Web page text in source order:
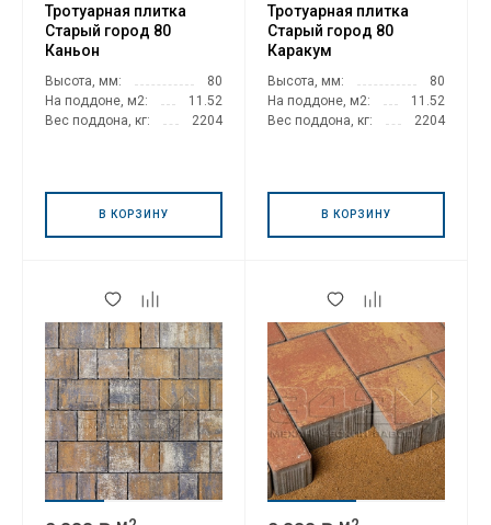
Тротуарная плитка
Старый город 80
Каньон
Высота, мм:
80
На поддоне, м2:
11.52
Вес поддона, кг:
2204
В КОРЗИНУ
Тротуарная плитка
Старый город 80
Каракум
Высота, мм:
80
На поддоне, м2:
11.52
Вес поддона, кг:
2204
В КОРЗИНУ